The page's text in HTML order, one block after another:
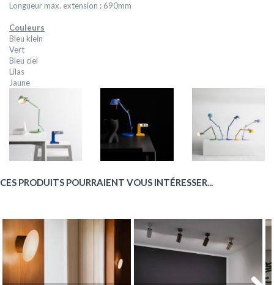
Longueur max. extension : 690mm
Couleurs
Bleu klein
Vert
Bleu ciel
Lilas
Jaune
CES PRODUITS POURRAIENT VOUS INTÉRESSER...